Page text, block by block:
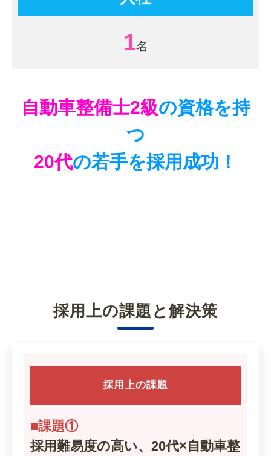
1
自動車整備士2級の資格を持
つ
20代の若手を採用 成功！
採用上の課題と解決策
採用上の課題
■課題①
採用難易度の高い、20代×自動車整